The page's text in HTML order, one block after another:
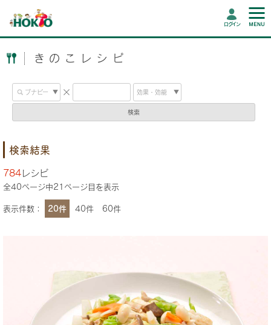
ログイン
きのこレシピ
検索
検索結果
784レシピ
全40ページ中21 ページ目を表示
表示件数： 20件 40件 60件